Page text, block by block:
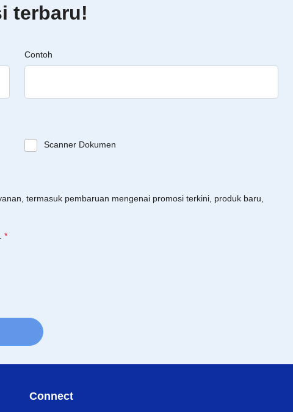
terbaru!
Contoh
Scanner Dokumen
termasuk pembaruan mengenai promosi terkini, produk baru,
*
Connect